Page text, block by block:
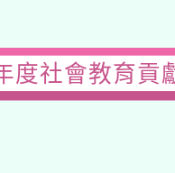
度社會教育貢